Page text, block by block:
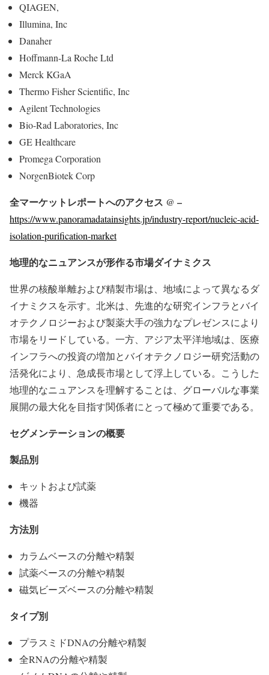
QIAGEN,
Illumina, Inc
Danaher
Hoffmann-La Roche Ltd
Merck KGaA
Thermo Fisher Scientific, Inc
Agilent Technologies
Bio-Rad Laboratories, Inc
GE Healthcare
Promega Corporation
NorgenBiotek Corp
全マーケットレポートへのアクセス @ –
https://www.panoramadatainsights.jp/industry-report/nucleic-acid-
isolation-purification-market
地理的なニュアンスが形作る市場ダイナミクス
世界の核酸単離および精製市場は、地域によって異なるダ
イナミクスを示す。北米は、先進的な研究インフラとバイ
オテクノロジーおよび製薬大手の強力なプレゼンスにより
市場をリードしている。一方、アジア太平洋地域は、医療
インフラへの投資の増加とバイオテクノロジー研究活動の
活発化により、急成長市場として浮上している。こうした
地理的なニュアンスを理解することは、グローバルな事業
展開の最大化を目指す関係者にとって極めて重要である。
セグメンテーションの概要
製品別
キットおよび試薬
機器
方法別
カラムベースの分離や精製
試薬ベースの分離や精製
磁気ビーズベースの分離や精製
タイプ別
プラスミドDNAの分離や精製
全RNAの分離や精製